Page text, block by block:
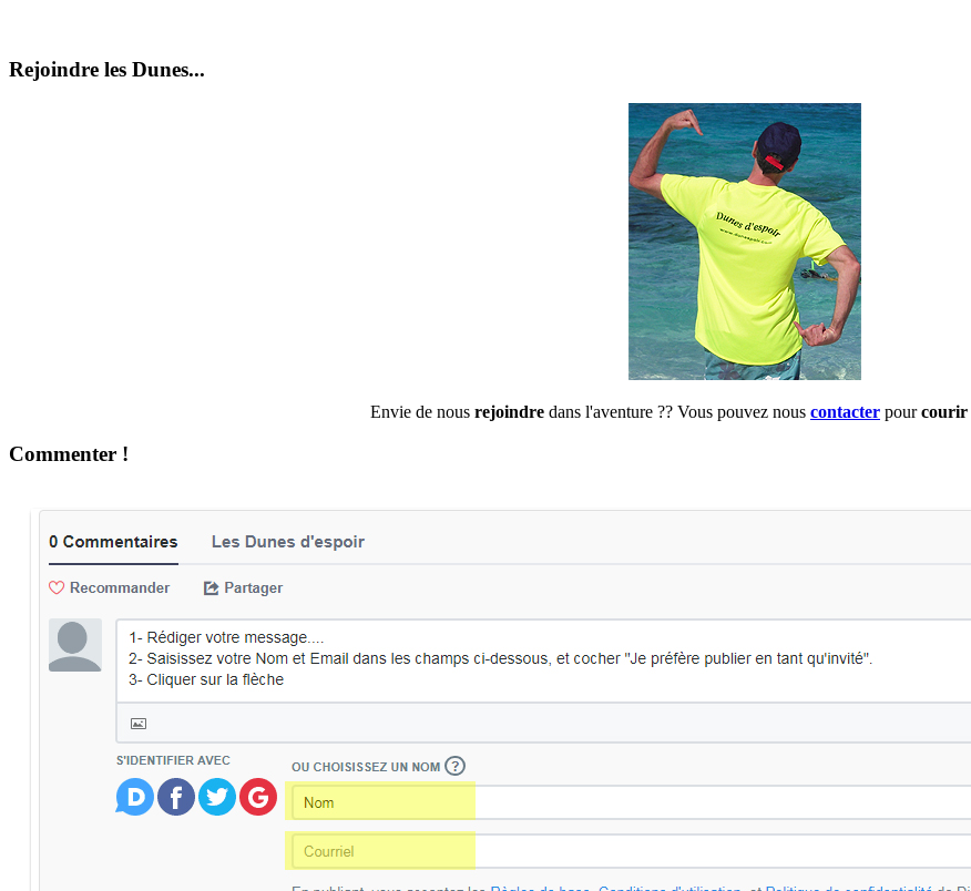
Rejoindre les Dunes...
Envie de nous rejoindre dans l'aventure ?? Vous pouvez nous contacter pourcourir
Commenter !